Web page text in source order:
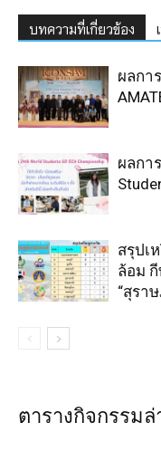
บทความที่เกี่ยวข้อง
ผลกา
ผลกา
สรุปเ
ล้อม
“สุรา
ตารางกิจกรรมล่